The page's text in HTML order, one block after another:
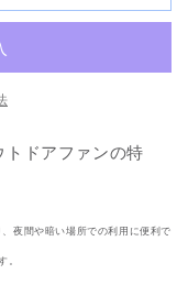
トドアファンの特
夜間や暗い場所での利用に便利で
。